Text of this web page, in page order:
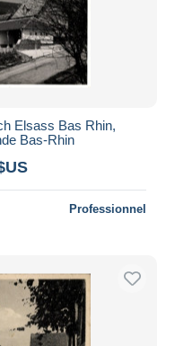
Elsass Bas Rhin,
Bas-Rhin
Professionnel